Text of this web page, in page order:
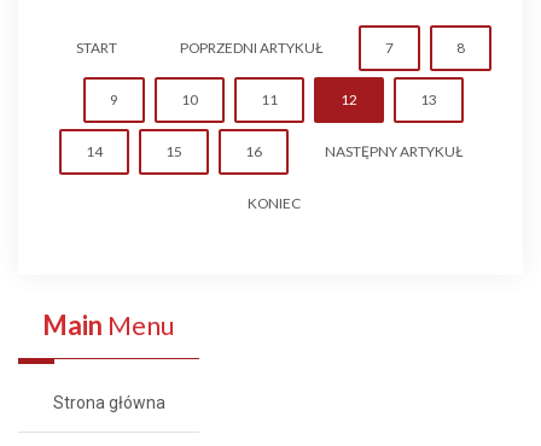
START POPRZEDNI ARTYKUŁ 7 8
9 10 11 12 13
14 15 16 NASTĘPNY ARTYKUŁ
KONIEC
Main Menu
Strona główna